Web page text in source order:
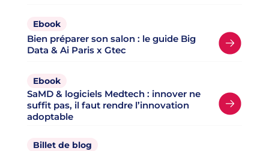
Ebook
Bien préparer son salon : le guide Big
Data & Ai Paris x Gtec
Ebook
SaMD & logiciels Medtech : innover ne
suffit pas, il faut rendre l’innovation
adoptable
Billet de blog